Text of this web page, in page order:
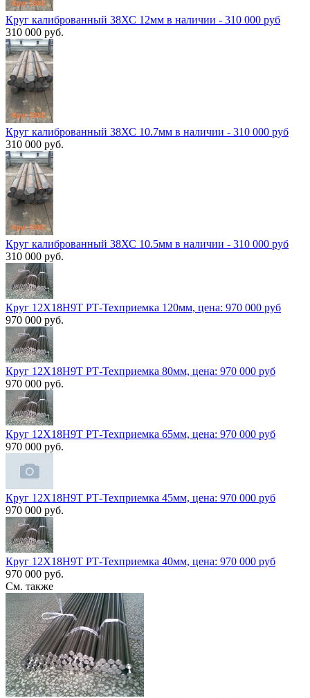
Круг калиброванный 38ХС 12мм в наличии - 310 000 руб
310 000 руб.
Круг калиброванный 38ХС 10.7мм в наличии - 310 000 руб
310 000 руб.
Круг калиброванный 38ХС 10.5мм в наличии - 310 000 руб
310 000 руб.
Круг 12Х18Н9Т РТ-Техприемка 120мм, цена: 970 000 руб
970 000 руб.
Круг 12Х18Н9Т РТ-Техприемка 80мм, цена: 970 000 руб
970 000 руб.
Круг 12Х18Н9Т РТ-Техприемка 65мм, цена: 970 000 руб
970 000 руб.
Круг 12Х18Н9Т РТ-Техприемка 45мм, цена: 970 000 руб
970 000 руб.
Круг 12Х18Н9Т РТ-Техприемка 40мм, цена: 970 000 руб
970 000 руб.
См. также